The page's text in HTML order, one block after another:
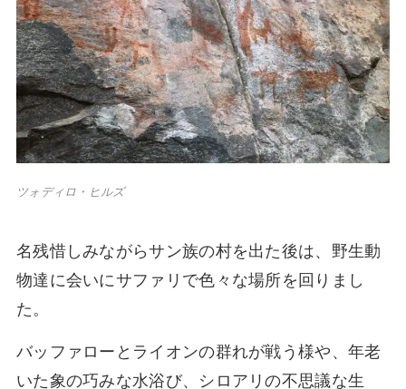
ツォディロ・ヒルズ
名残惜しみながらサン族の村を出た後は、野生動
物達に会いにサファリで色々な場所を回りまし
た。
バッファローとライオンの群れが戦う様や、年老
いた象の巧みな水浴び、シロアリの不思議な生